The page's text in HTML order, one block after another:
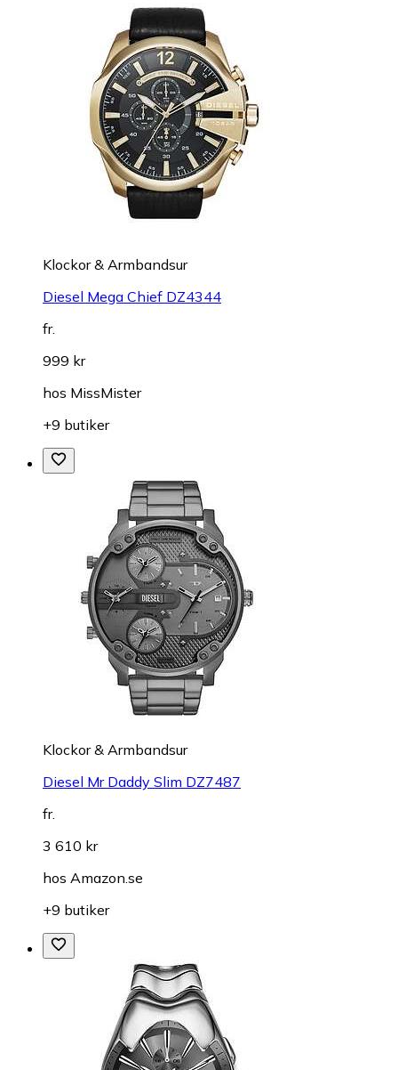
Klockor & Armbandsur
Diesel Mega Chief DZ4344
fr.
999 kr
hos MissMister
+9 butiker
Klockor & Armbandsur
Diesel Mr Daddy Slim DZ7487
fr.
3 610 kr
hos Amazon.se
+9 butiker